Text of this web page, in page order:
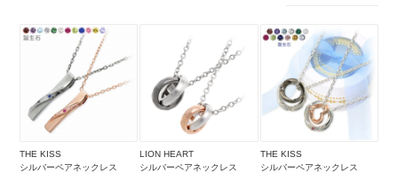
THE KISS
シルバーペアネックレス
LION HEART
シルバーペアネックレス
THE KISS
シルバーペアネックレス